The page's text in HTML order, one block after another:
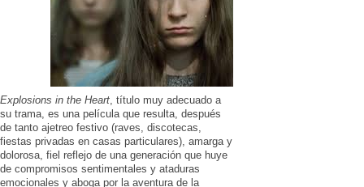
Explosions in the Heart, título muy adecuado a
su trama, es una película que resulta, después
de tanto ajetreo festivo (raves, discotecas,
fiestas privadas en casas particulares), amarga y
dolorosa, fiel reflejo de una generación que huye
de compromisos sentimentales y ataduras
emocionales y aboga por la aventura de la